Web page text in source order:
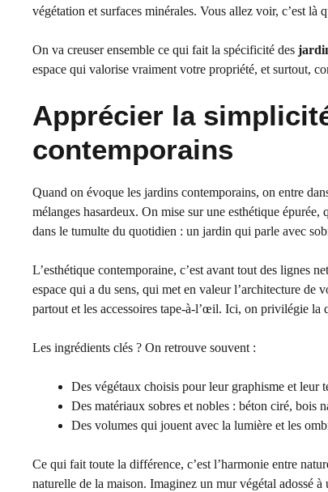
végétation et surfaces minérales. Vous allez voir, c’est
On va creuser ensemble ce qui fait la spécificité des
espace qui valorise vraiment votre propriété, et surtout,
Apprécier la
contemporains
Quand on évoque les jardins contemporains, on entre
mélanges hasardeux. On mise sur une esthétique
dans le tumulte du quotidien : un jardin qui parle avec
L’esthétique contemporaine, c’est avant tout des lignes
espace qui a du sens, qui met en valeur l’architecture de
partout et les accessoires tape-à-l’œil. Ici, on privilégie la
Les ingrédients clés ? On retrouve souvent :
Des végétaux choisis pour leur graphisme et leur
Des matériaux sobres et nobles : béton ciré, bois
Des volumes qui jouent avec la lumière et les
Ce qui fait toute la différence, c’est l’harmonie entre
naturelle de la maison. Imaginez un mur végétal adossé